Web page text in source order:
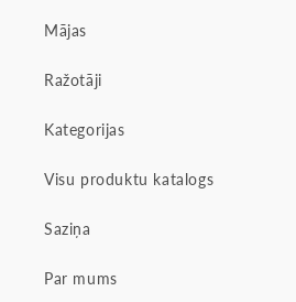
Mājas
Ražotāji
Kategorijas
Visu produktu katalogs
Saziņa
Par mums